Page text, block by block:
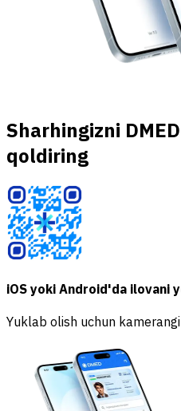
Sharhingizni
qoldiring
iOS yoki Android'da ilovani
Yuklab olish uchun